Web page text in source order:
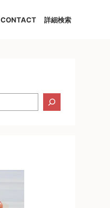
CONTACT 詳細検索